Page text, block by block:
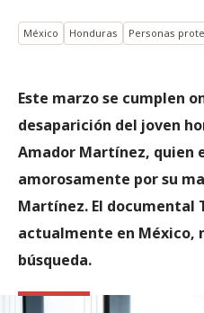
México Honduras Personas
Este marzo se cumplen
desaparición del joven
Amador Martínez, quien
amorosamente por su
Martínez. El documental
actualmente en México,
búsqueda.